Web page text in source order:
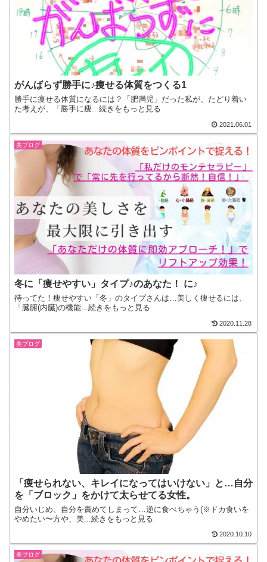
がんばらず勝手に♪痩せる体質をつくる1
勝手に痩せる体質になるには？「肥満児」だった私が、たどり着い
た考えが、「勝手に痩...続きをもっと見る
2021.06.01
美ブログ
冬に「痩せやすい」タイプ♪のあなた！ に♪
待ってた！痩せやすい「冬」のタイプさんは…美しく痩せるには、
「臓腑(内臓)の機能...続きをもっと見る
2020.11.28
美ブログ
「痩せられない、キレイになってはいけない」と…自分
を「ブロック」をかけて太らせてる女性。
自分いじめ、自分を責めてしまって…逆に食べちゃう(※ドカ食いを
やめたい〜方や、美...続きをもっと見る
2020.10.10
美ブログ